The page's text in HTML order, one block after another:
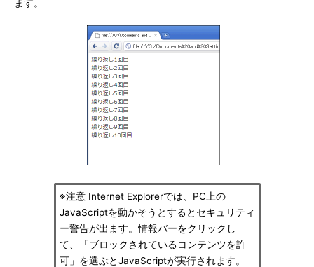
ます。
※注意 Internet Explorerでは、PC上の
JavaScriptを動かそうとするとセキュリティ
ー警告が出ます。情報バーをクリックし
て、「ブロックされているコンテンツを許
可」を選ぶとJavaScriptが実行されます。